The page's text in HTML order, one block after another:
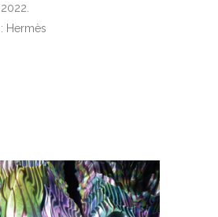
Hermès